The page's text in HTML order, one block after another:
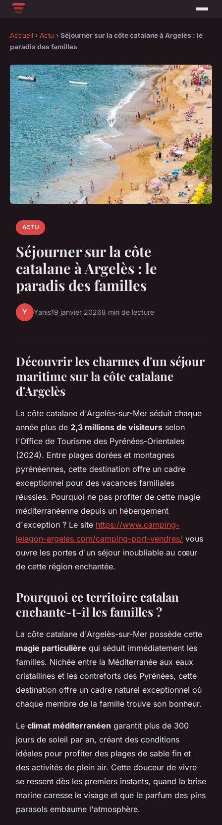
Accueil › Actu › Séjourner sur la côte catalane à Argelès : le
paradis des familles
ACTU
Séjourner sur la côte
catalane à Argelès : le
paradis des familles
Y Yanis19 janvier 20268 min de lecture
Découvrir les charmes d'un séjour
maritime sur la côte catalane
d'Argelès
La côte catalane d'Argelès-sur-Mer séduit chaque
année plus de 2,3 millions de visiteurs selon
l'Office de Tourisme des Pyrénées-Orientales
(2024). Entre plages dorées et montagnes
pyrénéennes, cette destination offre un cadre
exceptionnel pour des vacances familiales
réussies. Pourquoi ne pas profiter de cette magie
méditerranéenne depuis un hébergement
d'exception ? Le site https://www.camping-
lelagon-argeles.com/camping-port-vendres/ vous
ouvre les portes d'un séjour inoubliable au cœur
de cette région enchantée.
Pourquoi ce territoire catalan
enchante-t-il les familles ?
La côte catalane d'Argelès-sur-Mer possède cette
magie particulière qui séduit immédiatement les
familles. Nichée entre la Méditerranée aux eaux
cristallines et les contreforts des Pyrénées, cette
destination offre un cadre naturel exceptionnel où
chaque membre de la famille trouve son bonheur.
Le climat méditerranéen garantit plus de 300
jours de soleil par an, créant des conditions
idéales pour profiter des plages de sable fin et
des activités de plein air. Cette douceur de vivre
se ressent dès les premiers instants, quand la brise
marine caresse le visage et que le parfum des pins
parasols embaume l'atmosphère.